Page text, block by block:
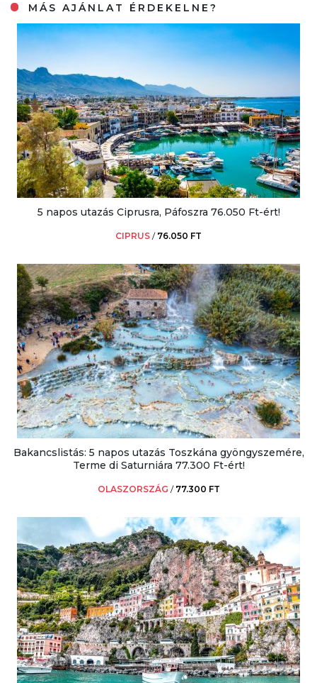
MÁS AJÁNLAT ÉRDEKELNE?
5 napos utazás Ciprusra, Páfoszra 76.050 Ft-ért!
CIPRUS / 76.050 FT
Bakancslistás: 5 napos utazás Toszkána gyöngyszemére,
Terme di Saturniára 77.300 Ft-ért!
OLASZORSZÁG / 77.300 FT